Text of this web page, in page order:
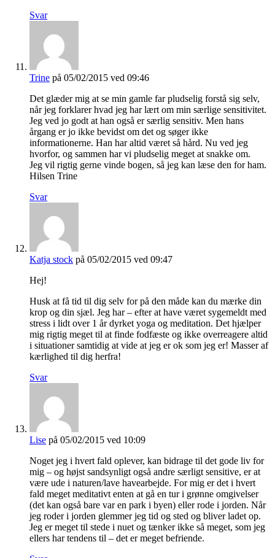
Svar
Trine på 05/02/2015 ved 09:46
Det glæder mig at se min gamle far pludselig forstå sig selv,
når jeg forklarer hvad jeg har lært om min særlige sensitivitet.
Jeg ved jo godt at han også er særlig sensitiv. Men hans
årgang er jo ikke bevidst om det og søger ikke
informationerne. Han har altid været så hård. Nu ved jeg
hvorfor, og sammen har vi pludselig meget at snakke om.
Jeg vil rigtig gerne vinde bogen, så jeg kan læse den for ham.
Hilsen Trine
Svar
Katja stock på 05/02/2015 ved 09:47
Hej!
Husk at få tid til dig selv for på den måde kan du mærke din
krop og din sjæl. Jeg har – efter at have været sygemeldt med
stress i lidt over 1 år dyrket yoga og meditation. Det hjælper
mig rigtig meget til at finde fodfæste og ikke overreagere altid
i situationer samtidig at vide at jeg er ok som jeg er! Masser af
kærlighed til dig herfra!
Svar
Lise på 05/02/2015 ved 10:09
Noget jeg i hvert fald oplever, kan bidrage til det gode liv for
mig – og højst sandsynligt også andre særligt sensitive, er at
være ude i naturen/lave havearbejde. For mig er det i hvert
fald meget meditativt enten at gå en tur i grønne omgivelser
(det kan også bare var en park i byen) eller rode i jorden. Når
jeg roder i jorden glemmer jeg tid og sted og bliver ladet op.
Jeg er meget til stede i nuet og tænker ikke så meget, som jeg
ellers har tendens til – det er meget befriende.